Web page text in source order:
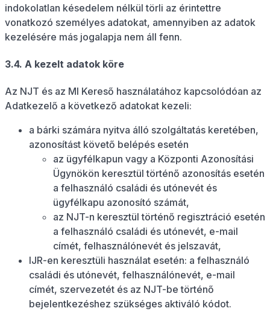
indokolatlan késedelem nélkül törli az érintettre
vonatkozó személyes adatokat, amennyiben az adatok
kezelésére más jogalapja nem áll fenn.
3.4. A kezelt adatok köre
Az NJT és az MI Kereső használatához kapcsolódóan az
Adatkezelő a következő adatokat kezeli:
a bárki számára nyitva álló szolgáltatás keretében,
azonosítást követő belépés esetén
az ügyfélkapun vagy a Központi Azonosítási
Ügynökön keresztül történő azonosítás esetén
a felhasználó családi és utónevét és
ügyfélkapu azonosító számát,
az NJT-n keresztül történő regisztráció esetén
a felhasználó családi és utónevét, e-mail
címét, felhasználónevét és jelszavát,
IJR-en keresztüli használat esetén: a felhasználó
családi és utónevét, felhasználónevét, e-mail
címét, szervezetét és az NJT-be történő
bejelentkezéshez szükséges aktiváló kódot.